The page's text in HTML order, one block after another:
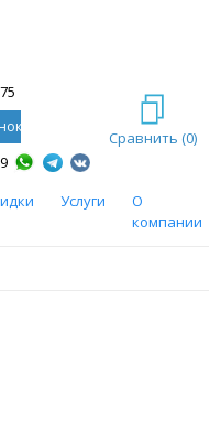
Сравнить (0)
Услуги
О
компании